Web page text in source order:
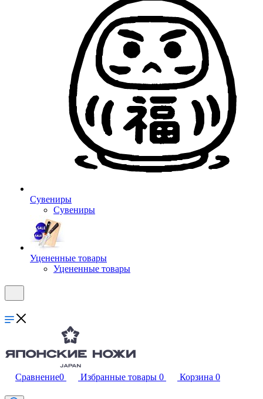
Сувениры
Сувениры
Уцененные товары
Уцененные товары
Сравнение0 Избранные товары 0 Корзина 0